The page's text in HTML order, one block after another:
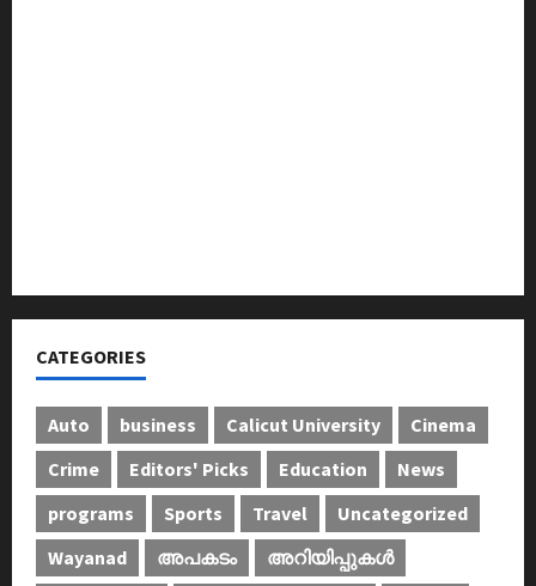
CATEGORIES
Auto business Calicut University
Cinema
Crime
Editors' Picks Education
News
programs
Sports Travel
Uncategorized
Wayanad
അപകടം
അറിയിപ്പുകള്‍